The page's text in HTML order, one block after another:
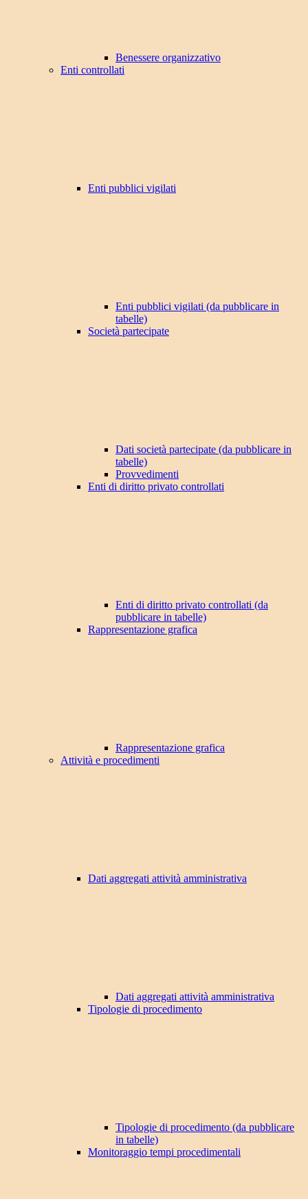
Benessere organizzativo
Enti controllati
Enti pubblici vigilati
Enti pubblici vigilati (da pubblicare in
tabelle)
Società partecipate
Dati società partecipate (da pubblicare in
tabelle)
Provvedimenti
Enti di diritto privato controllati
Enti di diritto privato controllati (da
pubblicare in tabelle)
Rappresentazione grafica
Rappresentazione grafica
Attività e procedimenti
Dati aggregati attività amministrativa
Dati aggregati attività amministrativa
Tipologie di procedimento
Tipologie di procedimento (da pubblicare
in tabelle)
Monitoraggio tempi procedimentali